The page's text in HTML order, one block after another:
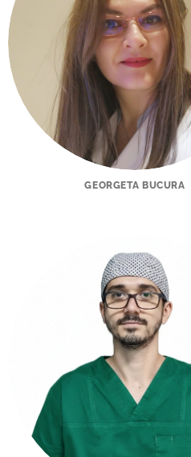
GEORGETA BUCURA